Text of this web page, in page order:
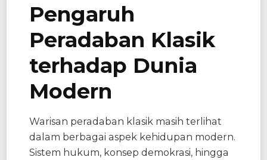
Pengaruh
Peradaban Klasik
terhadap Dunia
Modern
Warisan peradaban klasik masih terlihat
dalam berbagai aspek kehidupan modern.
Sistem hukum, konsep demokrasi, hingga